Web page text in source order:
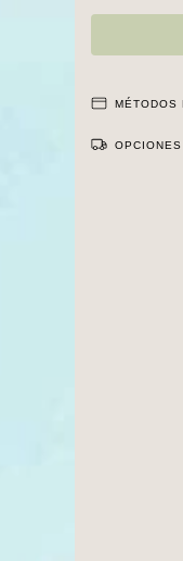
MÉTODOS